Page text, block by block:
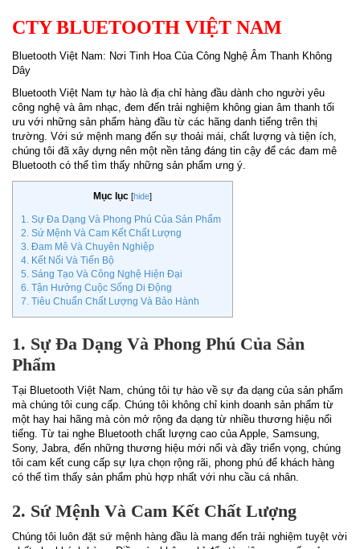
CTY BLUETOOTH VIỆT NAM
Bluetooth Việt Nam: Nơi Tinh Hoa Của Công Nghệ Âm Thanh Không
Dây
Bluetooth Việt Nam tự hào là địa chỉ hàng đầu dành cho người yêu
công nghệ và âm nhạc, đem đến trải nghiệm không gian âm thanh tối
ưu với những sản phẩm hàng đầu từ các hãng danh tiếng trên thị
trường. Với sứ mệnh mang đến sự thoải mái, chất lượng và tiện ích,
chúng tôi đã xây dựng nên một nền tảng đáng tin cậy để các đam mê
Bluetooth có thể tìm thấy những sản phẩm ưng ý.
Mục lục [hide]
1. Sự Đa Dạng Và Phong Phú Của Sản Phẩm
2. Sứ Mệnh Và Cam Kết Chất Lượng
3. Đam Mê Và Chuyên Nghiệp
4. Kết Nối Và Tiến Bộ
5. Sáng Tạo Và Công Nghệ Hiện Đại
6. Tận Hưởng Cuộc Sống Di Động
7. Tiêu Chuẩn Chất Lượng Và Bảo Hành
1. Sự Đa Dạng Và Phong Phú Của Sản
Phẩm
Tại Bluetooth Việt Nam, chúng tôi tự hào về sự đa dạng của sản phẩm
mà chúng tôi cung cấp. Chúng tôi không chỉ kinh doanh sản phẩm từ
một hay hai hãng mà còn mở rộng đa dạng từ nhiều thương hiệu nổi
tiếng. Từ tai nghe Bluetooth chất lượng cao của Apple, Samsung,
Sony, Jabra, đến những thương hiệu mới nổi và đầy triển vọng, chúng
tôi cam kết cung cấp sự lựa chọn rộng rãi, phong phú để khách hàng
có thể tìm thấy sản phẩm phù hợp nhất với nhu cầu cá nhân.
2. Sứ Mệnh Và Cam Kết Chất Lượng
Chúng tôi luôn đặt sứ mệnh hàng đầu là mang đến trải nghiệm tuyệt vời